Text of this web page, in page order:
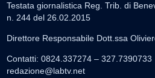
Testata giornalistica Reg. Trib. di
n. 244 del 26.02.2015
Direttore Responsabile Dott.ssa
Contatti: 0824.337274 – 327.7390733
redazione@labtv.net